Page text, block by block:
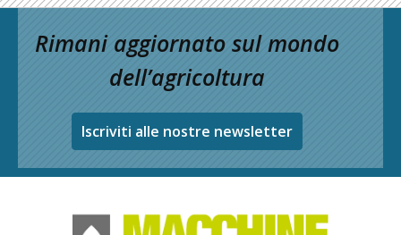
Rimani aggiornato sul mondo
dell’agricoltura
Iscriviti alle nostre newsletter